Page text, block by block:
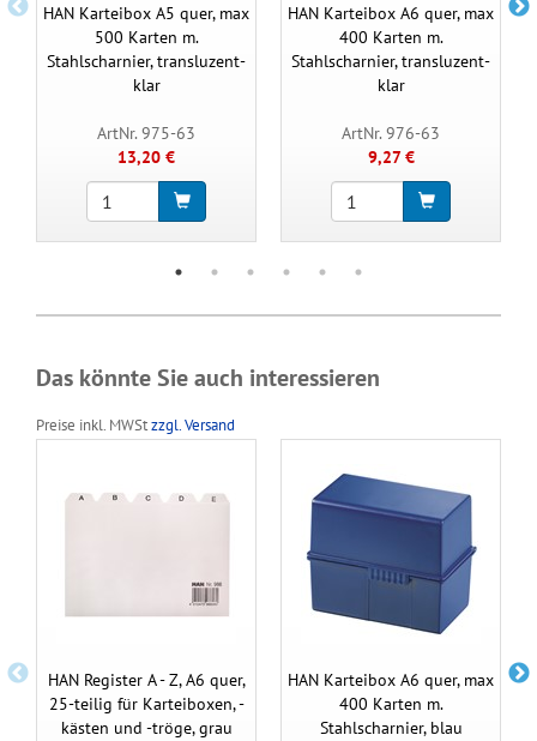
HAN Karteibox A5 quer, max
500 Karten m.
Stahlscharnier, transluzent-
klar
ArtNr. 975-63
13,20 €
HAN Karteibox A6 quer, max
400 Karten m.
Stahlscharnier, transluzent-
klar
ArtNr. 976-63
9,27 €
Das könnte Sie auch interessieren
Preise inkl. MWStzzgl. Versand
HAN Register A - Z, A6 quer,
25-teilig für Karteiboxen, -
kästen und -tröge, grau
HAN Karteibox A6 quer, max
400 Karten m.
Stahlscharnier, blau